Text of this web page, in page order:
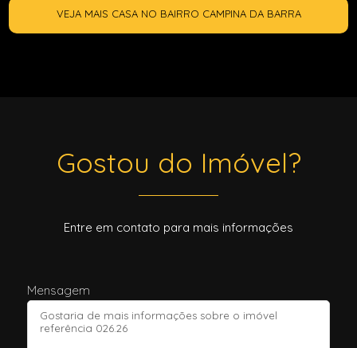
VEJA MAIS CASA NO BAIRRO CAMPINA DA BARRA
Gostou do Imóvel?
Entre em contato para mais informações
Mensagem